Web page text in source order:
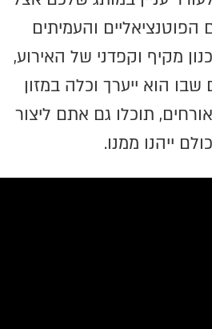
והעמיתים
מקיף וקפדני של האירוע,
הוא ייערך וכלה במזון
תוכלו גם אתם ליצור
ייהנו ממנו.